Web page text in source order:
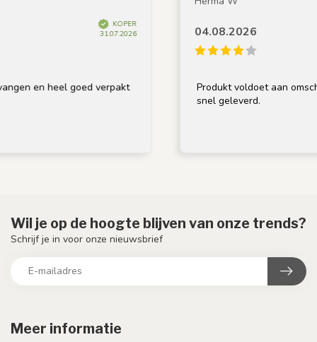
KOPER
31.07.2026
heel goed verpakt
04.08.2026
Produkt voldoet aan
snel geleverd.
Meer informatie
Wil je op de hoogte blijven van onze trends?
Schrijf je in voor onze nieuwsbrief